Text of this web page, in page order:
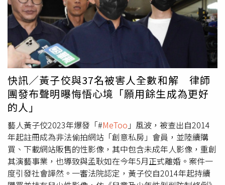
的事，向所有被害者再次道歉。」對此，吹哨者Zofia在11
月24日傍晚於社群平台撰文道，媒體報導稱「全數和解」，
並不包含那些曾經被黃子佼性騷以及他稱「合意性交」的女
性，「有些人道歉是真心懺悔，有些人道歉是情勢所逼，有
些人道歉只是為了息事寧人。」Zofia說到，司法辦案得有
實證，而十幾年前那些受傷的女孩子只能舔舐傷口，試著與
自己和解，「就如同今天打開手機，映入眼簾的又是那套精
心設計過的藍色套裝，我下意識地盡速滑開，才能抑制住那
股湧上心頭的噁心。」Zofia強調，她選擇發出文章，只是
想替那些無管道訴說的受害者們發聲，「雖然我們不認識、
不曾見過面，但我們曾經有過一個群組，我無法忘記她們的
傷痛。我有一點流量，有發聲的平台，這是我能為她們盡的
一點微薄力量。」◎尊重身體自主權，請撥打113、110。
◎若自身或旁人遭受身體精神虐待、性騷擾、性侵害，請打
110報案再打113找社工
快訊／黃子佼與37名被害人全數和解 律師
團發布聲明曝悔悟心境「願用餘生成為更好
的人」
藝人黃子佼2023年爆發「#MeToo 」風波，被查出自2014
年起註冊成為非法偷拍網站「創意私房」會員，並陸續購
買、下載網站販售的性影像，其中包含未成年人影像，重創
其演藝事業，也導致與孟耿如在今年5月正式離婚。案件一
度引發社會譁然。一審法院認定，黃子佼自2014年起持續